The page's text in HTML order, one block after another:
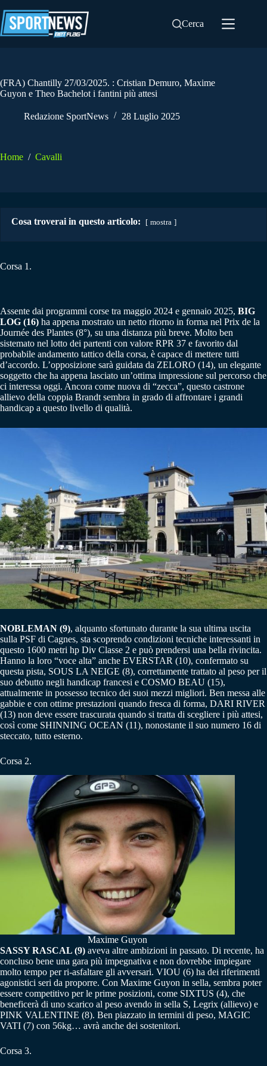
al
contenuto
Cerca
(FRA) Chantilly 27/03/2025. : Cristian Demuro, Maxime
Guyon e Theo Bachelot i fantini più attesi
Redazione SportNews 28 Luglio 2025
Home / Cavalli
Cosa troverai in questo articolo: mostra
Corsa 1.
Assente dai programmi corse tra maggio 2024 e gennaio 2025, BIG
LOG (16) ha appena mostrato un netto ritorno in forma nel Prix de la
Journée des Plantes (8°), su una distanza più breve. Molto ben
sistemato nel lotto dei partenti con valore RPR 37 e favorito dal
probabile andamento tattico della corsa, è capace di mettere tutti
d’accordo. L’opposizione sarà guidata da ZELORO (14), un elegante
soggetto che ha appena lasciato un’ottima impressione sul percorso che
ci interessa oggi. Ancora come nuova di “zecca”, questo castrone
allievo della coppia Brandt sembra in grado di affrontare i grandi
handicap a questo livello di qualità.
NOBLEMAN (9), alquanto sfortunato durante la sua ultima uscita
sulla PSF di Cagnes, sta scoprendo condizioni tecniche interessanti in
questo 1600 metri hp Div Classe 2 e può prendersi una bella rivincita.
Hanno la loro “voce alta” anche EVERSTAR (10), confermato su
questa pista, SOUS LA NEIGE (8), correttamente trattato al peso per il
suo debutto negli handicap francesi e COSMO BEAU (15),
attualmente in possesso tecnico dei suoi mezzi migliori. Ben messa alle
gabbie e con ottime prestazioni quando fresca di forma, DARI RIVER
(13) non deve essere trascurata quando si tratta di scegliere i più attesi,
così come SHINNING OCEAN (11), nonostante il suo numero 16 di
steccato, tutto esterno.
Corsa 2.
Maxime Guyon
SASSY RASCAL (9) aveva altre ambizioni in passato. Di recente, ha
concluso bene una gara più impegnativa e non dovrebbe impiegare
molto tempo per ri-asfaltare gli avversari. VIOU (6) ha dei riferimenti
agonistici seri da proporre. Con Maxime Guyon in sella, sembra poter
essere competitivo per le prime posizioni, come SIXTUS (4), che
beneficerà di uno scarico al peso avendo in sella S, Legrix (allievo) e
PINK VALENTINE (8). Ben piazzato in termini di peso, MAGIC
VATI (7) con 56kg… avrà anche dei sostenitori.
Corsa 3.